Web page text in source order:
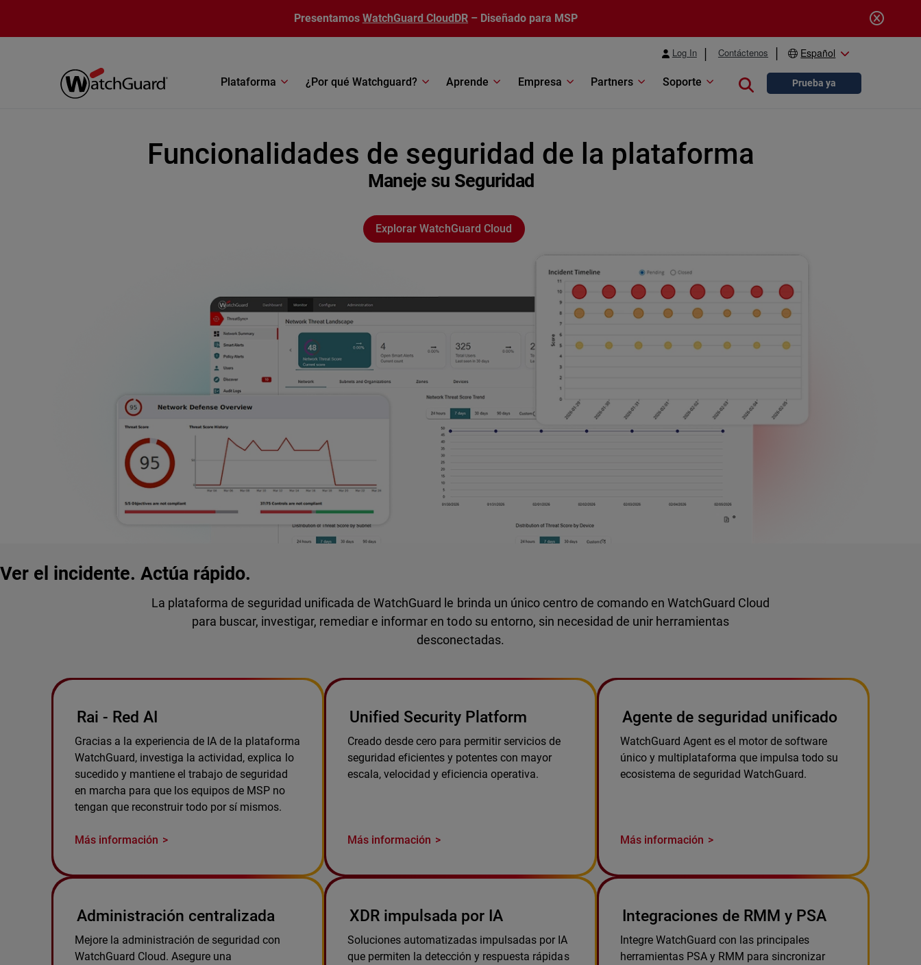
Presentamos WatchGuard CloudDR – Diseñado para MSP
Log In Contáctenos Español
Plataforma ¿Por qué Watchguard? Aprende Empresa Partners Soporte Close searchPrueba ya
Funcionalidades de seguridad de la plataforma
Maneje su Seguridad
Explorar WatchGuard Cloud
Ver el incidente. Actúa rápido.
La plataforma de seguridad unificada de WatchGuard le brinda un único centro de comando en WatchGuard Cloud
para buscar, investigar, remediar e informar en todo su entorno, sin necesidad de unir herramientas
desconectadas.
Rai - Red AI
Gracias a la experiencia de IA de la plataforma
WatchGuard, investiga la actividad, explica lo
sucedido y mantiene el trabajo de seguridad
en marcha para que los equipos de MSP no
tengan que reconstruir todo por sí mismos.
Más información
Unified Security Platform
Creado desde cero para permitir servicios de
seguridad eficientes y potentes con mayor
escala, velocidad y eficiencia operativa.
Más información
Agente de seguridad unificado
WatchGuard Agent es el motor de software
único y multiplataforma que impulsa todo su
ecosistema de seguridad WatchGuard.
Más información
Administración centralizada
Mejore la administración de seguridad con
WatchGuard Cloud. Asegure una
XDR impulsada por IA
Soluciones automatizadas impulsadas por IA
que permiten la detección y respuesta rápidas
Integraciones de RMM y PSA
Integre WatchGuard con las principales
herramientas PSA y RMM para sincronizar